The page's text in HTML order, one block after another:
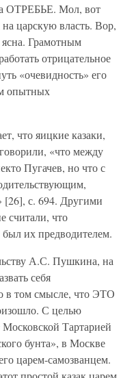
ОТРЕБЬЕ. Мол, вот
царскую власть. Вор,
Грамотным
отрицательное
«очевидность» его
опытных
что яицкие казаки,
«что между
Пугачев, но что с
с. 694. Другими
считали, что
их предводителем.
А.С. Пушкина, на
себя
в том смысле, что ЭТО
С целью
Московской Тартарией
бунта», в Москве
царем-самозванцем.